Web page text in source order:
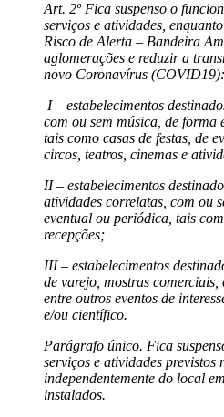
Art. 2º Fica suspenso o
serviços e atividades,
Risco de Alerta – Bandeira
aglomerações e reduzir a
novo Coronavírus (COVID19):
I – estabelecimentos
com ou sem música, de forma
tais como casas de festas, de
circos, teatros, cinemas e
II – estabelecimentos
atividades correlatas, com ou
eventual ou periódica, tais
recepções;
III – estabelecimentos
de varejo, mostras comerciais,
entre outros eventos de
e/ou científico.
Parágrafo único. Fica
serviços e atividades previstos
independentemente do local
instalados.